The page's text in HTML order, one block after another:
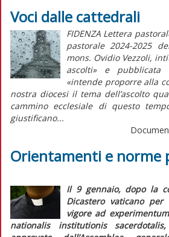
Voci dalle cattedrali
FIDENZA Lettera
pastorale 2024-2025
mons. Ovidio Vezzoli,
ascolti» e pubblicata
«intende proporre alla
nostra diocesi il tema dell’ascolto
cammino ecclesiale di questo
giustificano...
Orientamenti e norme
Il 9 gennaio, dopo la
Dicastero vaticano
vigore ad experimentum
nationalis institutionis sacerdotalis,